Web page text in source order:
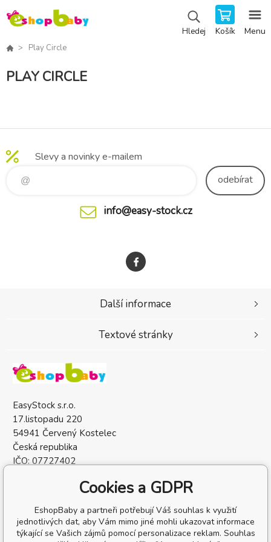
Hledej Košík Menu
Play Circle
PLAY CIRCLE
Slevy a novinky e-mailem
odebírat
info@easy-stock.cz
EasyStock s.r.o.
17.listopadu 220
54941 Červený Kostelec
Česká republika
IČO: 07727402
Další informace
Textové stránky
Cookies a GDPR
EshopBaby a partneři potřebují Váš souhlas k využití
jednotlivých dat, aby Vám mimo jiné mohli ukazovat informace
týkající se Vašich zájmů pomocí personalizace reklam. Souhlas